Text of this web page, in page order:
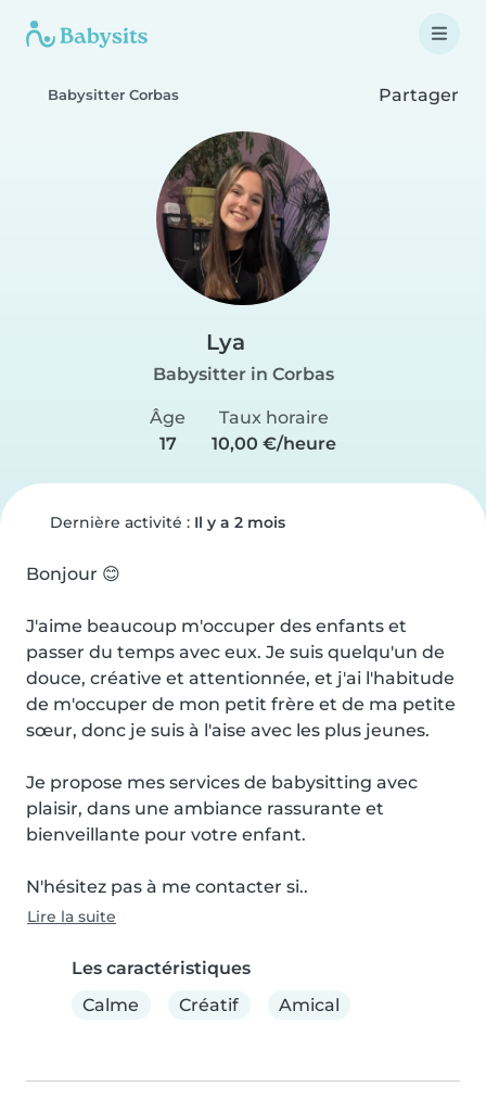
Babysitter Corbas Partager
Lya
Babysitter in Corbas
Âge
17
Taux horaire
10,00 €/heure
Dernière activité : Il y a 2 mois
Bonjour 😊
J'aime beaucoup m'occuper des enfants et
passer du temps avec eux. Je suis quelqu'un de
douce, créative et attentionnée, et j'ai l'habitude
de m'occuper de mon petit frère et de ma petite
sœur, donc je suis à l'aise avec les plus jeunes.
Je propose mes services de babysitting avec
plaisir, dans une ambiance rassurante et
bienveillante pour votre enfant.
N'hésitez pas à me contacter si..
Lire la suite
Les caractéristiques
Calme
Créatif Amical